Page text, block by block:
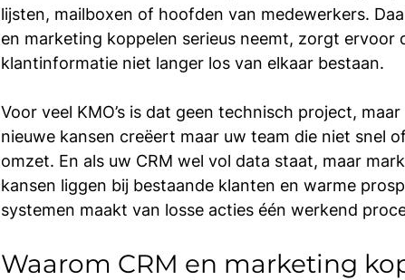
lijsten, mailboxen of hoofden van medewerkers.
en marketing koppelen serieus neemt, zorgt ervoor
klantinformatie niet langer los van elkaar bestaan.
Voor veel KMO’s is dat geen technisch project,
nieuwe kansen creëert maar uw team die niet snel
omzet. En als uw CRM wel vol data staat, maar
kansen liggen bij bestaande klanten en warme
systemen maakt van losse acties één werkend
Waarom CRM en marketing